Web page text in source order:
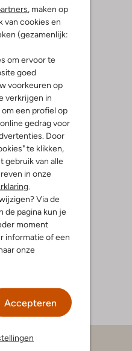
, maken op
van cookies en
(gezamenlijk:
om ervoor te
goed
voorkeuren op
verkrijgen in
een profiel op
gedrag voor
Door
te klikken,
gebruik van alle
in onze
Via de
de pagina kun je
moment
informatie of een
onze
Accepteren